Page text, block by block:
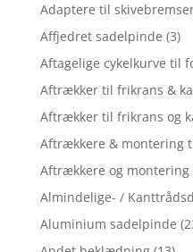
Adaptere til
Affjedret sadelpinde (3)
Aftagelige cykelkurve til
Aftrækker til frikrans &
Aftrækker til frikrans og
Aftrækkere & montering
Aftrækkere og montering
Almindelige- /
Aluminium sadelpinde